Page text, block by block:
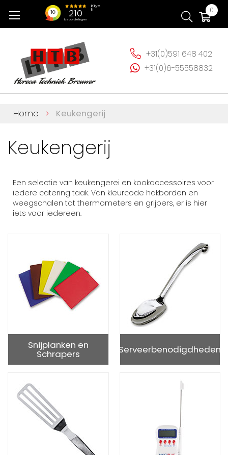
naar
0
+31(0)591 648 402
+31(0)6-55558832
Home Keukengerij
Keukengerij
Een selectie van keukengerei en kookaccessoires voor
iedere catering taak. Van kleurcode hakborden en
weegschalen tot thermometers en grijpers, er is hier
iets voor iedereen.
Snijplanken en
Schrapers Serveerbenodigdheden